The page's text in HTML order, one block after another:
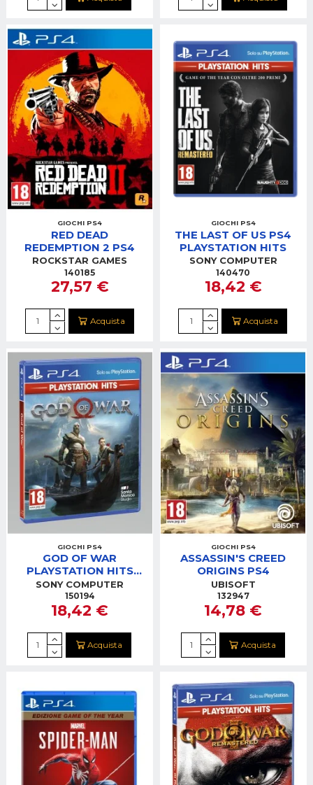
GIOCHI PS4
RED DEAD
REDEMPTION 2 PS4
ROCKSTAR GAMES
140185
27,57 €
Acquista
GIOCHI PS4
THE LAST OF US PS4
PLAYSTATION HITS
SONY COMPUTER
140470
18,42 €
Acquista
GIOCHI PS4
GOD OF WAR
PLAYSTATION HITS
PS4
SONY COMPUTER
150194
18,42 €
Acquista
GIOCHI PS4
ASSASSIN'S CREED
ORIGINS PS4
UBISOFT
132947
14,78 €
Acquista